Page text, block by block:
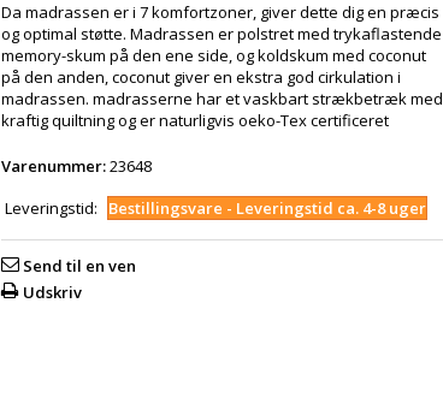
Da madrassen er i 7 komfortzoner, giver dette dig en præcis
og optimal støtte. Madrassen er polstret med trykaflastende
memory-skum på den ene side, og koldskum med coconut
på den anden, coconut giver en ekstra god cirkulation i
madrassen. madrasserne har et vaskbart strækbetræk med
kraftig quiltning og er naturligvis oeko-Tex certificeret
Varenummer:23648
Leveringstid:
Bestillingsvare - Leveringstid ca. 4-8 uger
Send til en ven
Udskriv